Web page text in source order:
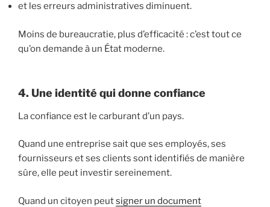
et les erreurs administratives diminuent.
Moins de bureaucratie, plus d’efficacité : c’est tout ce
qu’on demande à un État moderne.
4. Une identité qui donne confiance
La confiance est le carburant d’un pays.
Quand une entreprise sait que ses employés, ses
fournisseurs et ses clients sont identifiés de manière
sûre, elle peut investir sereinement.
Quand un citoyen peutsigner un document